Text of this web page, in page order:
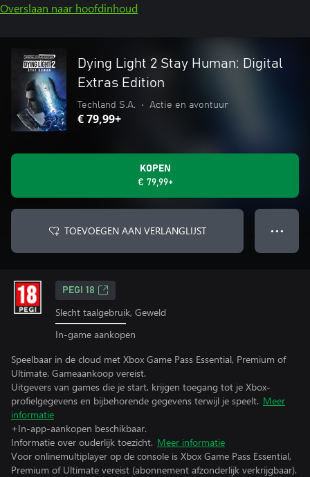
Overslaan naar hoofdinhoud
Dying Light 2 Stay Human: Digital
Extras Edition
Techland S.A. • Actie en avontuur
€ 79,99+
KOPEN
€ 79,99+
TOEVOEGEN AAN VERLANGLIJST ● ● ●
PEGI 18
Slecht taalgebruik, Geweld
In-game aankopen
Speelbaar in de cloud met Xbox Game Pass Essential, Premium of
Ultimate. Gameaankoop vereist.
Uitgevers van games die je start, krijgen toegang tot je Xbox-
profielgegevens en bijbehorende gegevens terwijl je speelt. Meer
informatie
+In-app-aankopen beschikbaar.
Informatie over ouderlijk toezicht. Meer informatie
Voor onlinemultiplayer op de console is Xbox Game Pass Essential,
Premium of Ultimate vereist (abonnement afzonderlijk verkrijgbaar).